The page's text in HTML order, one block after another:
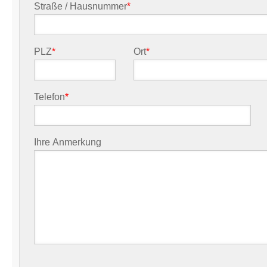
Straße / Hausnummer*
PLZ* Ort*
Telefon*
Ihre Anmerkung